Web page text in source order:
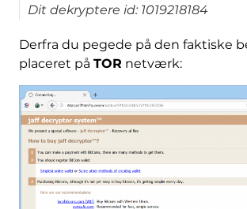
Dit dekryptere id: 1019218184
Derfra du pegede på den faktiske
placeret på TOR netværk: